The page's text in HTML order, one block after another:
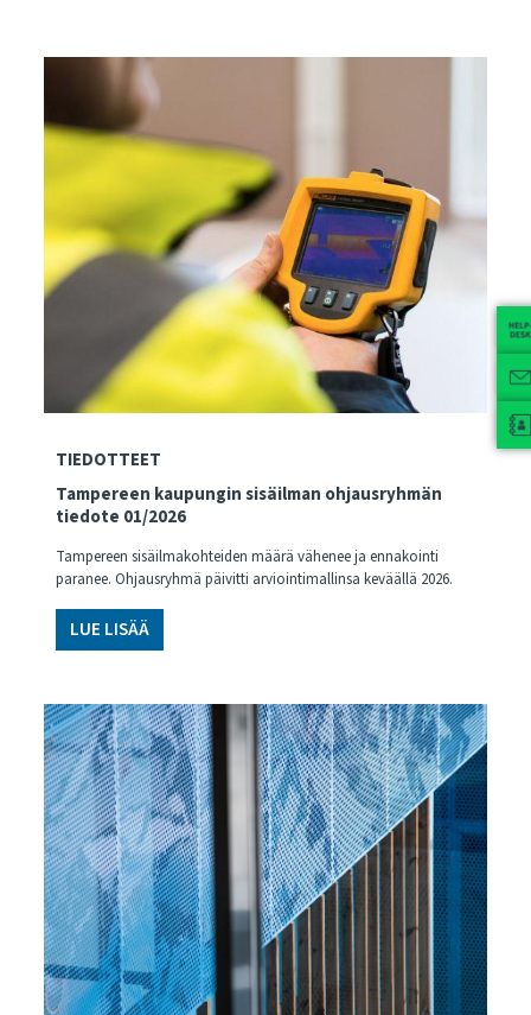
TIEDOTTEET
Tampereen kaupungin sisäilman ohjausryhmän
tiedote 01/2026
Tampereen sisäilmakohteiden määrä vähenee ja ennakointi
paranee. Ohjausryhmä päivitti arviointimallinsa keväällä 2026.
LUE LISÄÄ